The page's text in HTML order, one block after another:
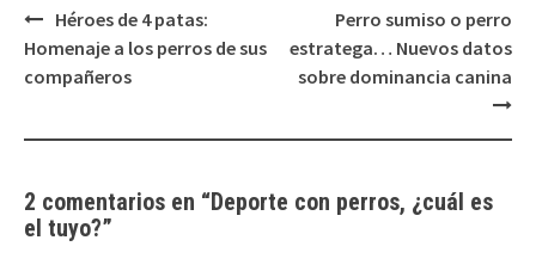
Navegación
de
entradas
Héroes de 4 patas:
Homenaje a los perros de sus
compañeros
Perro sumiso o perro
estratega… Nuevos datos
sobre dominancia canina
2 comentarios en “Deporte con perros, ¿cuál es
el tuyo?”